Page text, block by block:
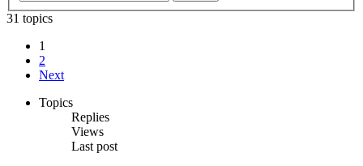
31 topics
1
2
Next
Topics
Replies
Views
Last post